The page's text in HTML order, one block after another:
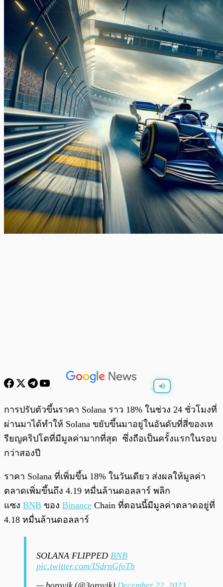
พร้อมเล่น /0:00
การปรับตัวขึ้นราคา Solana ราว 18% ในช่วง 24 ชั่วโมงที่
ผ่านมาได้ทำให้ Solana ขยับขึ้นมาอยู่ในอันดับที่สี่ของเห
รียญคริปโตที่มีมูลค่ามากที่สุด ซึ่งถือเป็นครั้งแรกในรอบ
กว่าสองปี
ราคา Solana ที่เพิ่มขึ้น 18% ในวันเดียว ส่งผลให้มูลค่า
ตลาดเพิ่มขึ้นถึง 4.19 หมื่นล้านดอลลาร์ พลิก
แซง BNB ของ Binance Chain ที่ตอนนี้มีมูลค่าตลาดอยู่ที่
4.18 หมื่นล้านดอลลาร์
SOLANA FLIPPED BNB
pic.twitter.com/ISdrnGfoTb